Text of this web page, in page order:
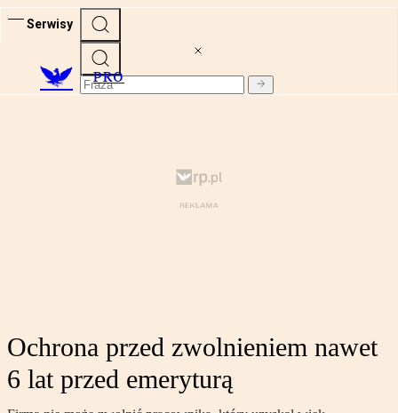
Serwisy
PRO
Ochrona przed zwolnieniem nawet
6 lat przed emeryturą